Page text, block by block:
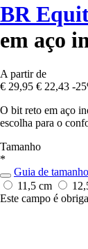
BR
em aço
A partir de
€ 29,95 € 22,43 -
O bit reto em aço
escolha para o
Tamanho
*
Guia de
11,5 cm
Este campo é